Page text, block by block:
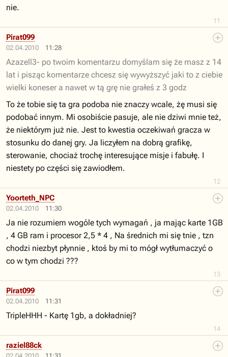
11
nie.
02.04.2010 11:28
12
Pirat099
Azazell3- po twoim komentarzu domyślam się że masz z 14
lat i pisząc komentarze chcesz się wywyższyć jaki to z ciebie
wielki koneser a nawet w tą grę nie grałeś z 3 godz
To że tobie się ta gra podoba nie znaczy wcale, żę musi się
podobać innym. Mi osobiście pasuje, ale nie dziwi mnie też,
że niektórym już nie. Jest to kwestia oczekiwań gracza w
stosunku do danej gry. Ja liczyłem na dobrą grafikę,
sterowanie, chociaż trochę interesujące misje i fabułę. I
niestety po części się zawiodłem.
02.04.2010 11:30
13
Yoorteth_NPC
Ja nie rozumiem wogóle tych wymagań , ja mając karte 1GB
, 4 GB ram i procesor 2,5 * 4 , Na średnich mi się tnie , tzn
chodzi niezbyt płynnie , ktoś by mi to mógł wytłumaczyć o
co w tym chodzi ???
02.04.2010 11:31
14
Pirat099
TripleHHH - Kartę 1gb, a dokładniej?
raziel88ck